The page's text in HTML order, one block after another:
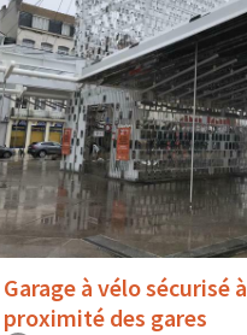
Garage à vélo sécurisé à
proximité des gares